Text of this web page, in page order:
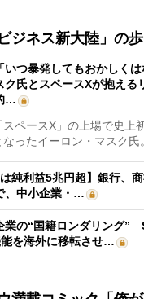
ジネス新大陸」の
「いつ暴発してもおかしく
ク氏とスペースXが抱える
…
ペースX」の上場で史上
なったイーロン・マスク氏
は純利益5兆円超】銀行、
、中小企業・…
業の“国籍ロンダリング”
を海外に移転させ…